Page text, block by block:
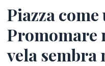
Piazza
Promomare
vela sembra